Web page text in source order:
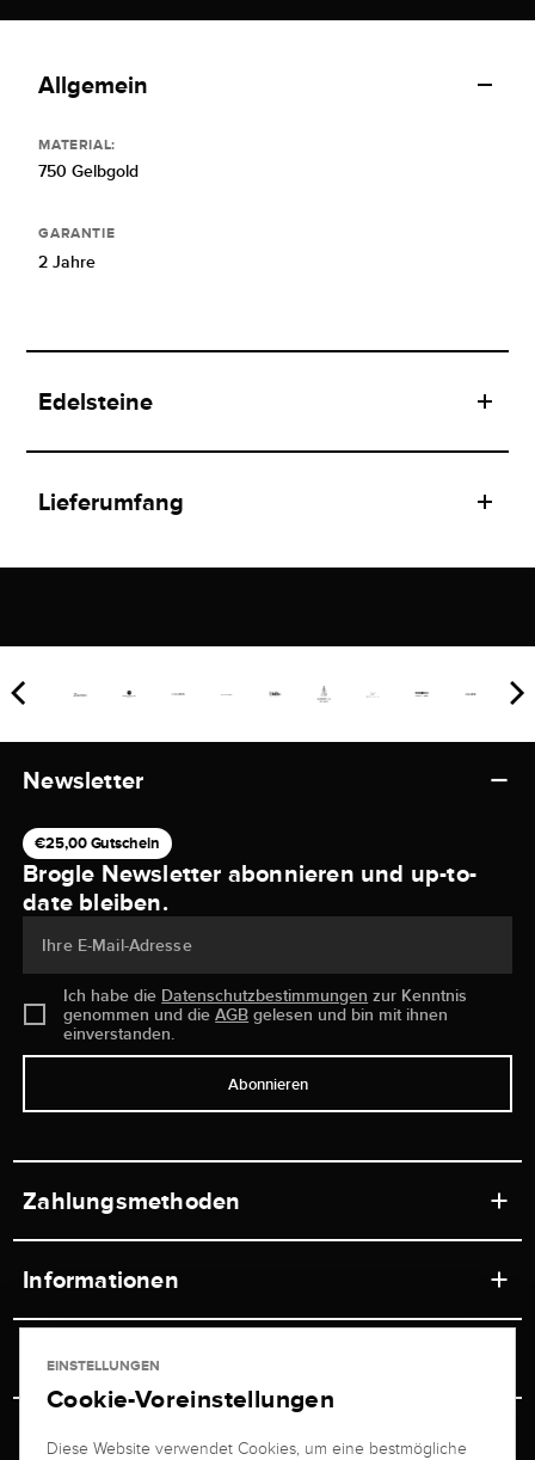
Allgemein
MATERIAL:
750 Gelbgold
GARANTIE
2 Jahre
Edelsteine
Lieferumfang
Newsletter
€25,00 Gutschein
Brogle Newsletter abonnieren und up-to-
date bleiben.
Ihre E-Mail-Adresse
Ich habe die Datenschutzbestimmungen zur Kenntnis
genommen und dieAGB gelesen und bin mit ihnen
einverstanden.
Abonnieren
Zahlungsmethoden
Informationen
Ladengeschäft
Versand & Zahlung
Service
Juwelier Brogle
EINSTELLUNGEN
Cookie-Voreinstellungen
Diese Website verwendet Cookies, um eine bestmögliche